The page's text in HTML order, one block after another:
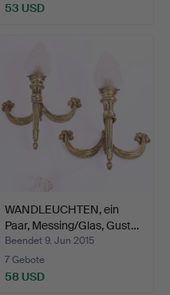
53 USD
WANDLEUCHTEN, ein
Paar, Messing/Glas, Gust…
Beendet 9. Jun 2015
7 Gebote
58 USD